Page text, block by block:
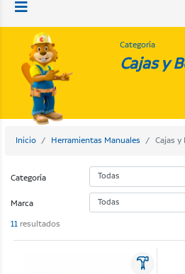
Categoría
Cajas y
Inicio Herramientas Manuales Cajas y
Categoría
Marca
11 resultados